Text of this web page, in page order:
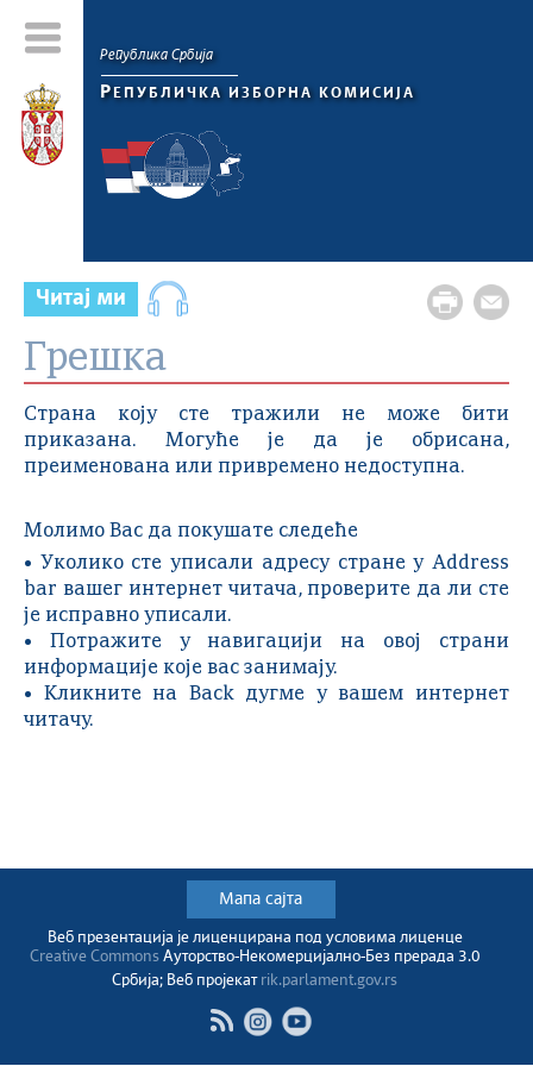
Република Србија
Р ЕПУБЛИЧКА ИЗБОРНА КОМИСИЈА
Читај ми
Грешка
Страна коју сте тражили не може бити
приказана. Могуће је да је обрисана,
преименована или привремено недоступна.
Молимо Вас да покушате следеће
• Уколико сте уписали адресу стране у Address
bar вашег интернет читача, проверите да ли сте
је исправно уписали.
• Потражите у навигацији на овој страни
информације које вас занимају.
• Кликните на Back дугме у вашем интернет
читачу.
Мапа сајта
Веб презентација jе лиценциранa под условима лиценце
Creative CommonsАуторство-Некомерцијално-Без прерада 3.0
Србија; Веб пројекат rik.parlament.gov.rs